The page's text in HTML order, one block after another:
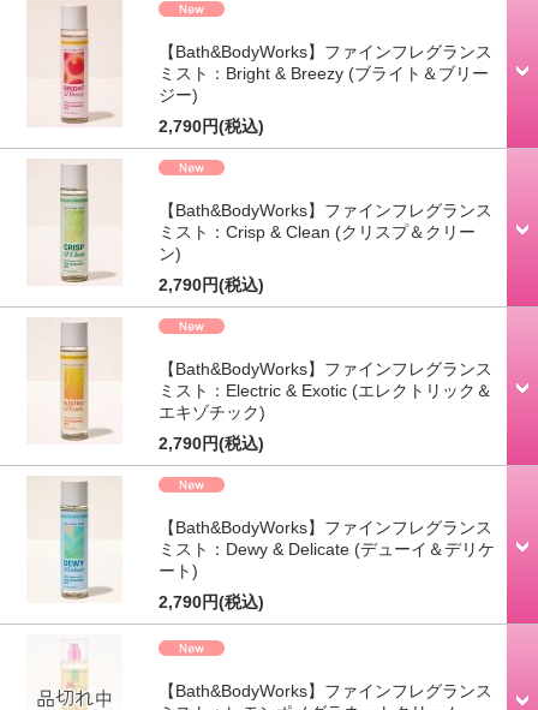
【Bath&BodyWorks】ファインフレグランス
ミスト：Bright & Breezy (ブライト＆ブリー
ジー)
2,790円(税込)
【Bath&BodyWorks】ファインフレグランス
ミスト：Crisp & Clean (クリスプ＆クリー
ン)
2,790円(税込)
【Bath&BodyWorks】ファインフレグランス
ミスト：Electric & Exotic (エレクトリック＆
エキゾチック)
2,790円(税込)
【Bath&BodyWorks】ファインフレグランス
ミスト：Dewy & Delicate (デューイ＆デリケ
ート)
2,790円(税込)
【Bath&BodyWorks】ファインフレグランス